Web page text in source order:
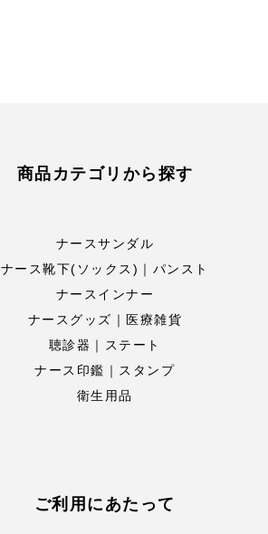
商品カテゴリから探す
ナースサンダル
ナース靴下(ソックス)｜パンスト
ナースインナー
ナースグッズ｜医療雑貨
聴診器｜ステート
ナース印鑑｜スタンプ
衛生用品
ご利用にあたって